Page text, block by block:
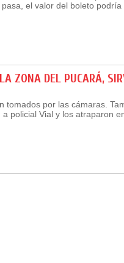
el valor del boleto
ZONA DEL PUCARÁ,
tomados por las cámaras.
policial Vial y los atraparon